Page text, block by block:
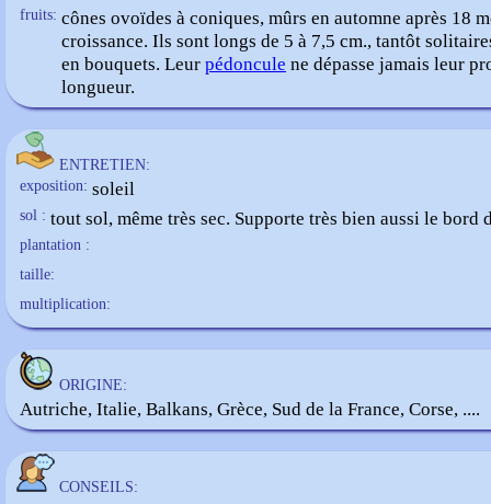
fruits: cônes ovoïdes à coniques, mûrs en automne après 18
croissance. Ils sont longs de 5 à 7,5 cm., tantôt
en bouquets. Leur pédoncule ne dépasse jamais leur
longueur.
ENTRETIEN:
exposition: soleil
sol : tout sol, même très sec. Supporte très bien aussi le bord
plantation :
taille:
multiplication:
ORIGINE:
Autriche, Italie, Balkans, Grèce, Sud de la France, Corse, ....
CONSEILS: